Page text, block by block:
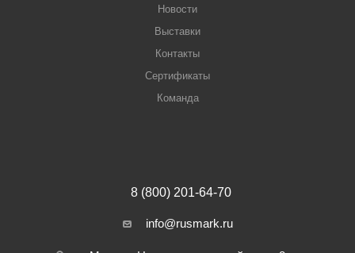
Новости
Выставки
Контакты
Сертификаты
Команда
8 (800) 201-64-70
info@rusmark.ru